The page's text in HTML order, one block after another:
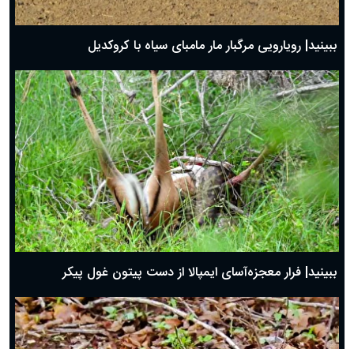
ببینید| رویارویی مرگبار مار مامبای سیاه با کروکدیل
ببینید| فرار معجزه‌آسای ایمپالا از دست پیتون غول پیکر